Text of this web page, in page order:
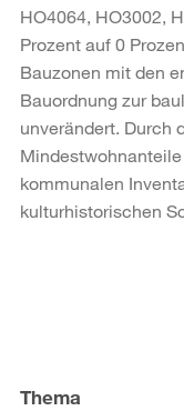
HO4064, HO3002,
Prozent auf 0
Bauzonen mit den
Bauordnung zur
unverändert. Durch
kommunalen
kulturhistorischen
Informationen
Thema